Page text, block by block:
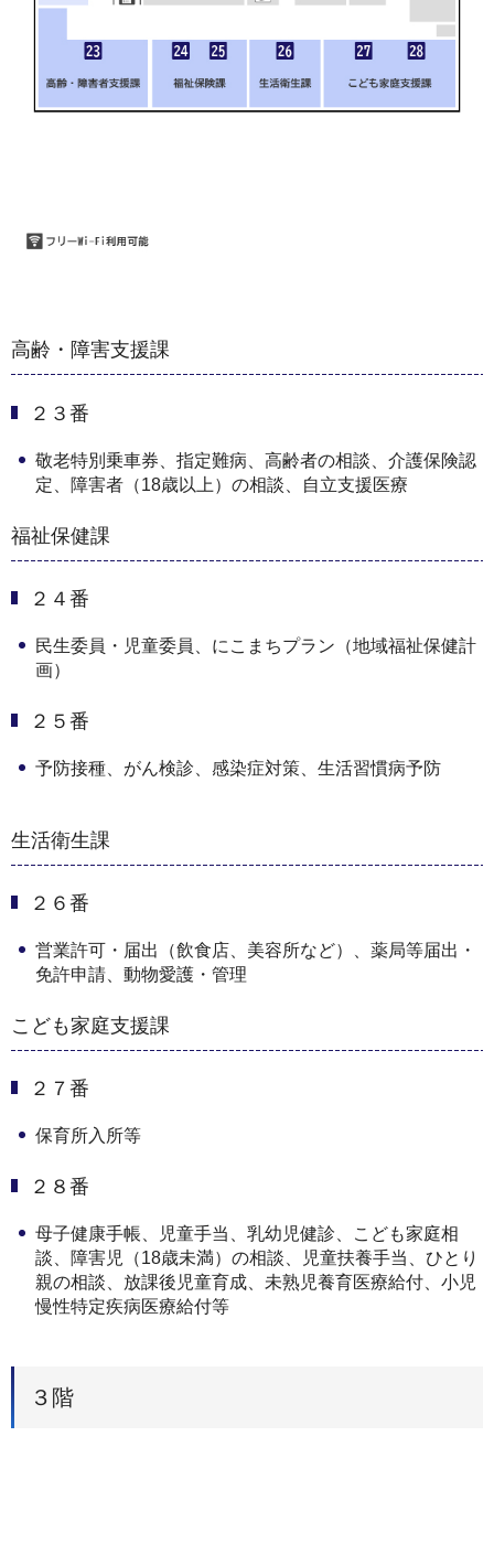
高齢・障害支援課
２３番
敬老特別乗車券、指定難病、高齢者の相談、介護保険認
定、障害者（18歳以上）の相談、自立支援医療
福祉保健課
２４番
民生委員・児童委員、にこまちプラン（地域福祉保健計
画）
２５番
予防接種、がん検診、感染症対策、生活習慣病予防
生活衛生課
２６番
営業許可・届出（飲食店、美容所など）、薬局等届出・
免許申請、動物愛護・管理
こども家庭支援課
２７番
保育所入所等
２８番
母子健康手帳、児童手当、乳幼児健診、こども家庭相
談、障害児（18歳未満）の相談、児童扶養手当、ひとり
親の相談、放課後児童育成、未熟児養育医療給付、小児
慢性特定疾病医療給付等
３階